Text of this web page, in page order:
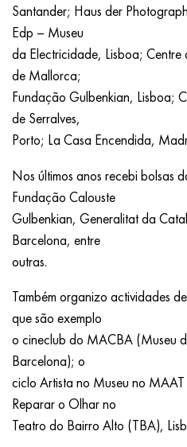
Santander; Haus der
Edp – Museu
da Electricidade, Lisboa;
de Mallorca;
Fundação Gulbenkian, Lisboa;
de Serralves,
Porto; La Casa Encendida,
Nos últimos anos recebi bolsas
Fundação Calouste
Gulbenkian, Generalitat da
Barcelona, entre
outras.
Também organizo actividades
que são exemplo
o cineclub do MACBA (Museu
Barcelona); o
ciclo Artista no Museu no
Reparar o Olhar no
Teatro do Bairro Alto (TBA),